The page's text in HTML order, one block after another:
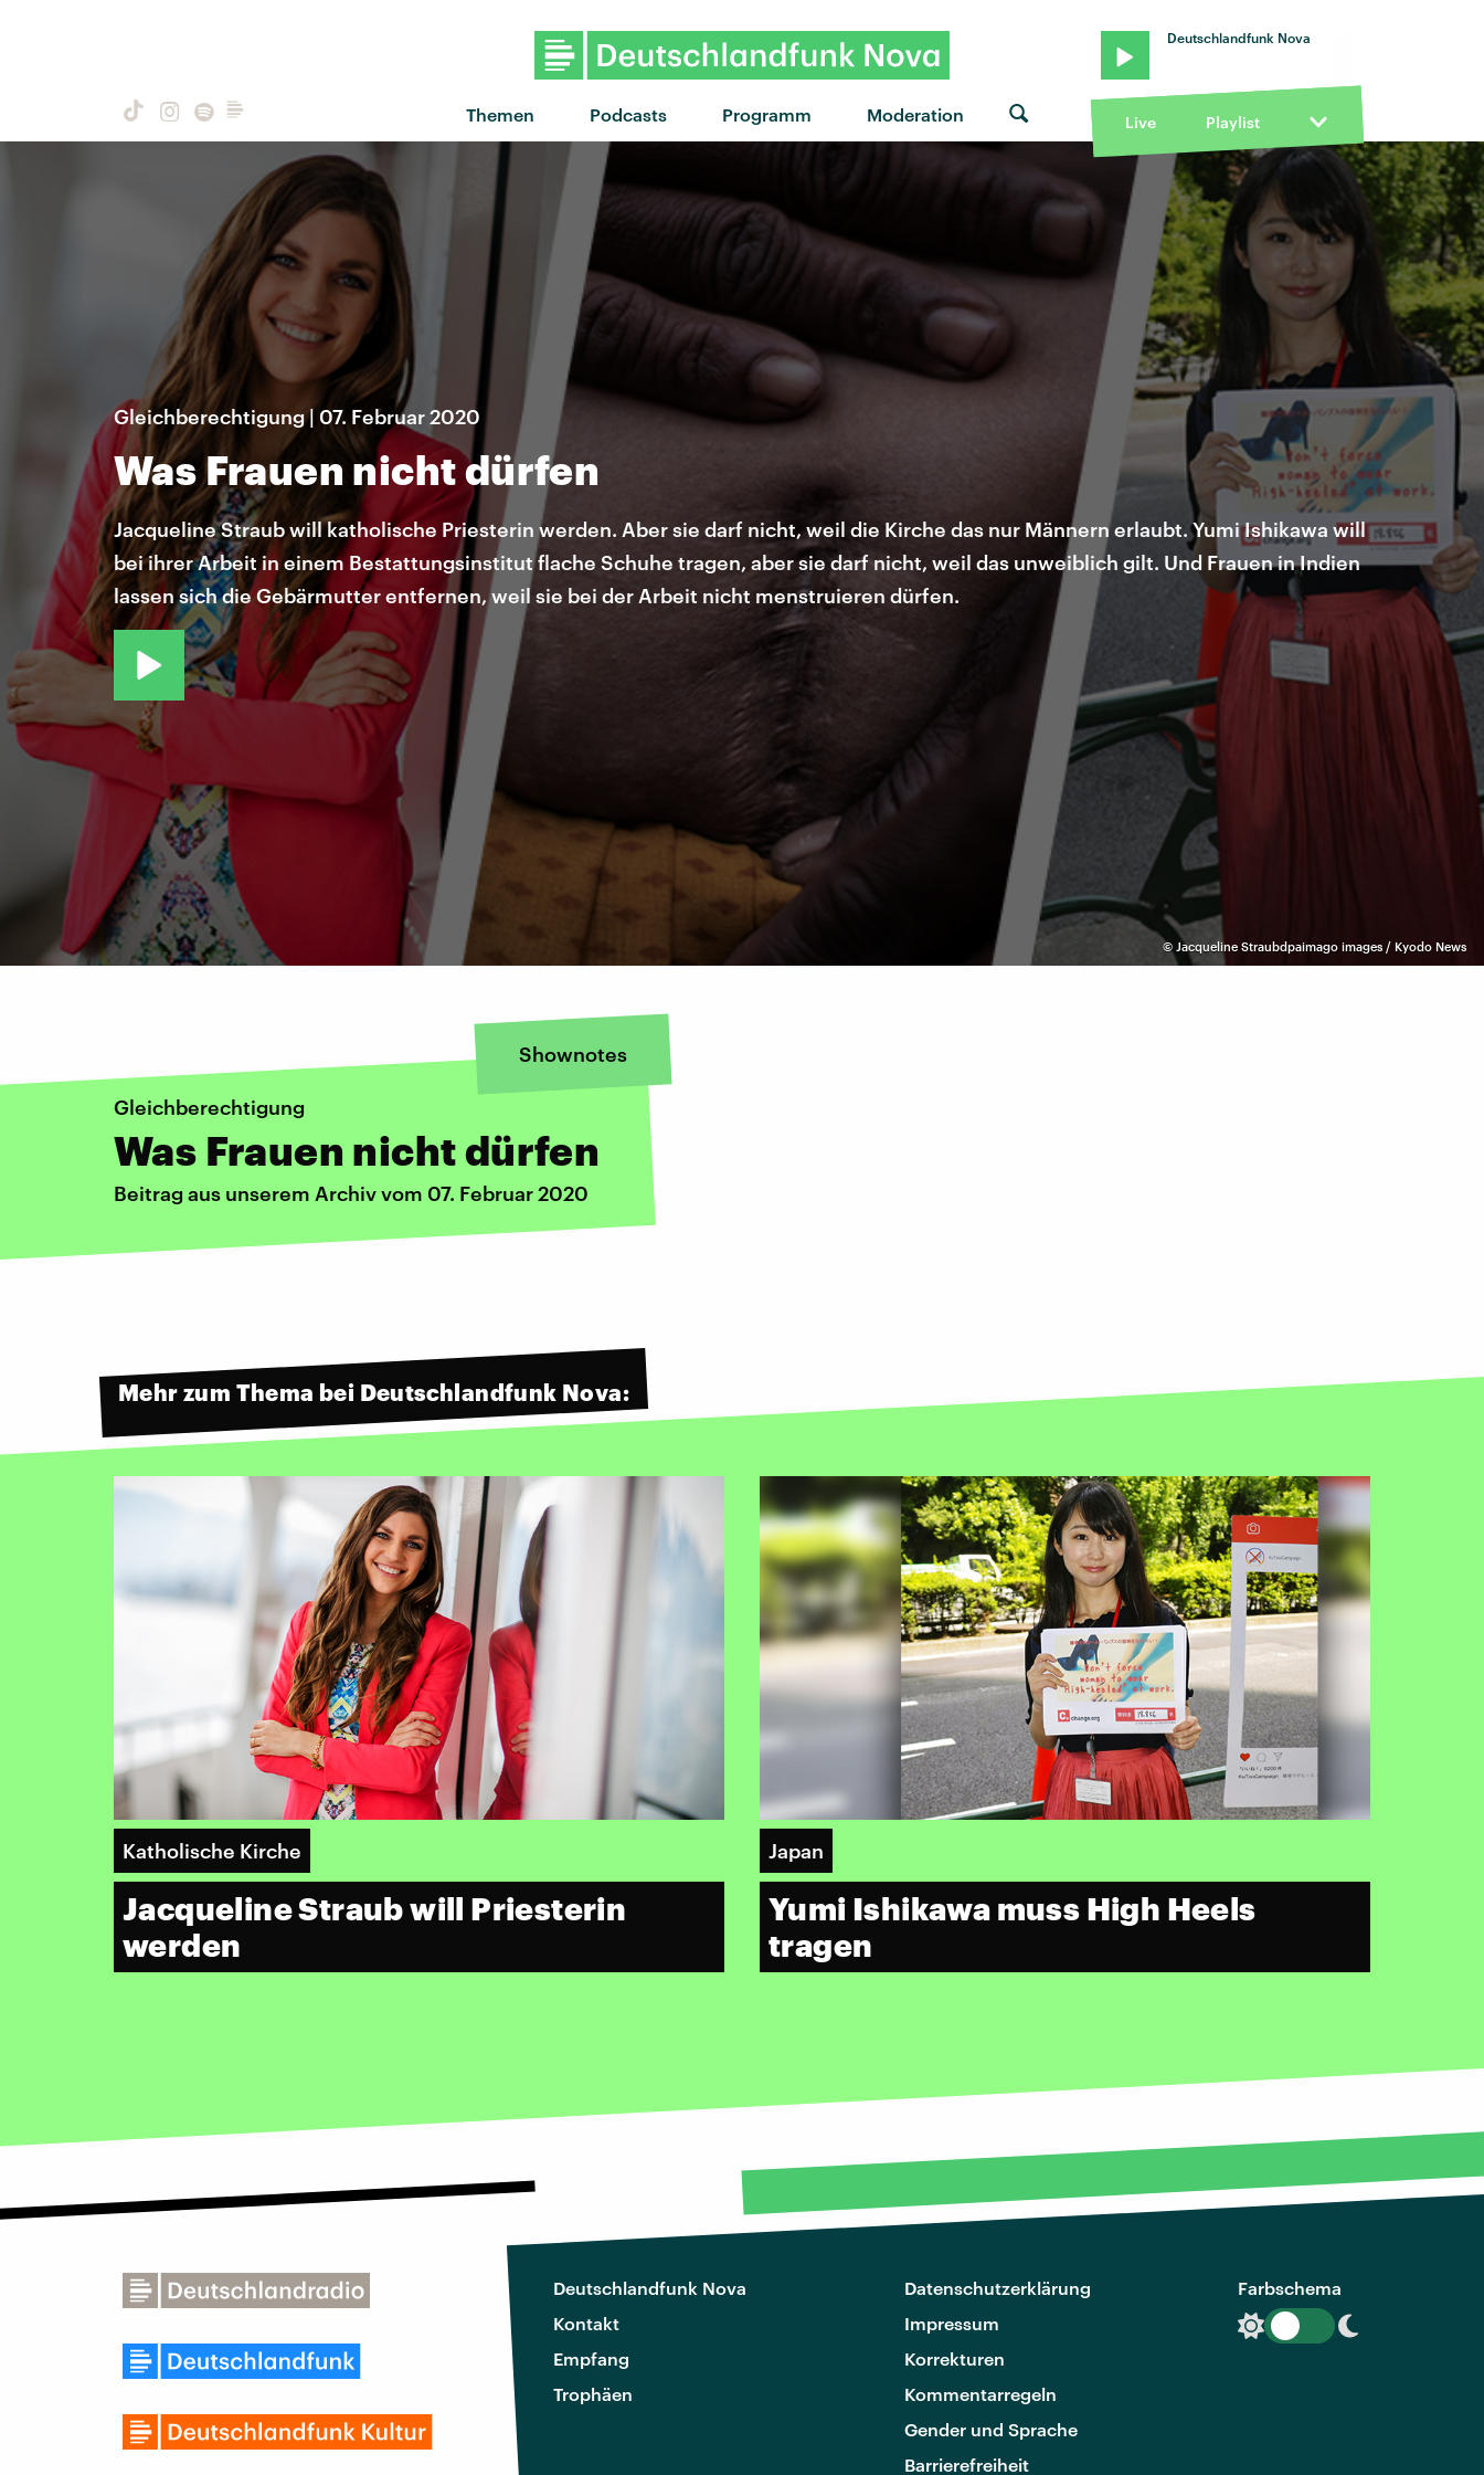
Themen Podcasts Programm Moderation
Deutschlandfunk Nova
"skinny dip" von Almost Monday · "skinny dip" von Almost Monday · "skinny dip" von Almost
Live Playlist
© Jacqueline Straubdpaimago images / Kyodo News
Gleichberechtigung | 07. Februar 2020
Was Frauen nicht dürfen
Jacqueline Straub will katholische Priesterin werden. Aber sie darf nicht, weil die Kirche das nur Männern erlaubt. Yumi Ishikawa will
bei ihrer Arbeit in einem Bestattungsinstitut flache Schuhe tragen, aber sie darf nicht, weil das unweiblich gilt. Und Frauen in Indien
lassen sich die Gebärmutter entfernen, weil sie bei der Arbeit nicht menstruieren dürfen.
Shownotes
Gleichberechtigung
Was Frauen nicht dürfen
Beitrag aus unserem Archiv vom 07. Februar 2020
Mehr zum Thema bei Deutschlandfunk Nova:
Katholische Kirche
Jacqueline Straub will Priesterin
werden
Japan
Yumi Ishikawa muss High Heels
tragen
Deutschlandfunk Nova
Kontakt
Empfang
Trophäen
Datenschutzerklärung
Impressum
Korrekturen
Kommentarregeln
Gender und Sprache
Barrierefreiheit
Farbschema